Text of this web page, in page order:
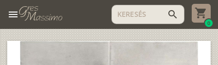
menu search
0